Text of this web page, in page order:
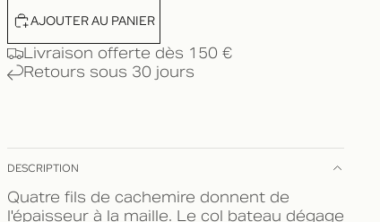
AJOUTER AU PANIER
Livraison offerte dès 150 €
Retours sous 30 jours
DESCRIPTION
Quatre fils de cachemire donnent de
l'épaisseur à la maille. Le col bateau dégage